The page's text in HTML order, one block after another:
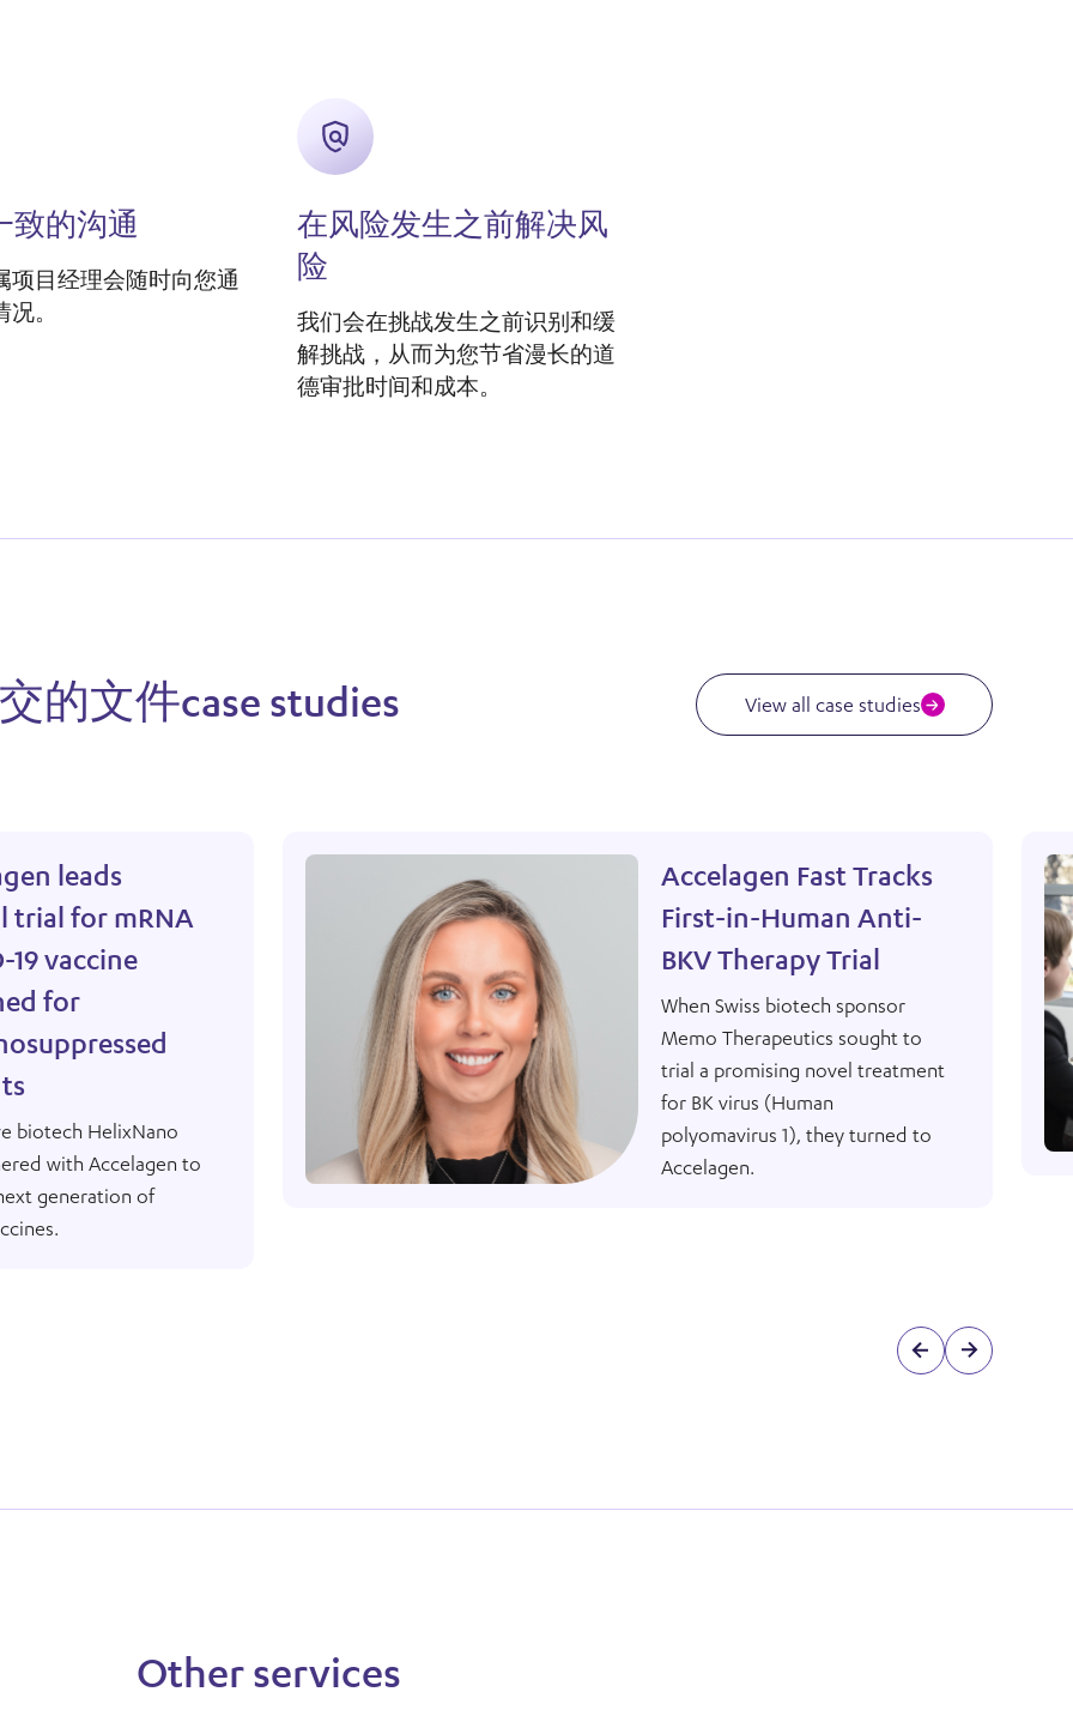
致的沟通
项目经理会随时向您通
。
在风险发生之前解决风
险
我们会在挑战发生之前识别和缓
解挑战，从而为您节省漫长的道
德审批时间和成本。
的文件case studies View all case studies
leads
trial for mRNA
19 vaccine
for
biotech HelixNano
with Accelagen to
generation of
Accelagen Fast Tracks
First-in-Human Anti-
BKV Therapy Trial
When Swiss biotech sponsor
Memo Therapeutics sought to
trial a promising novel treatment
for BK virus (Human
polyomavirus 1), they turned to
Accelagen.
Other services